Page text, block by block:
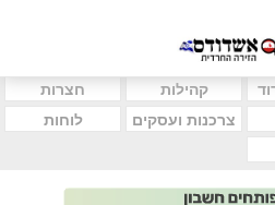
קהילות
חצרות
צרכנות ועסקים
לוחות